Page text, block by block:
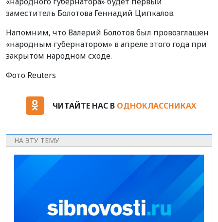
заместитель Болотова Геннадий Ципкалов.
Напомним, что Валерий Болотов был провозглашен
«народным губернатором» в апреле этого года при
закрытом народном сходе.
Фото Reuters
ЧИТАЙТЕ НАС В ОДНОКЛАССНИКАХ
НА ЭТУ ТЕМУ